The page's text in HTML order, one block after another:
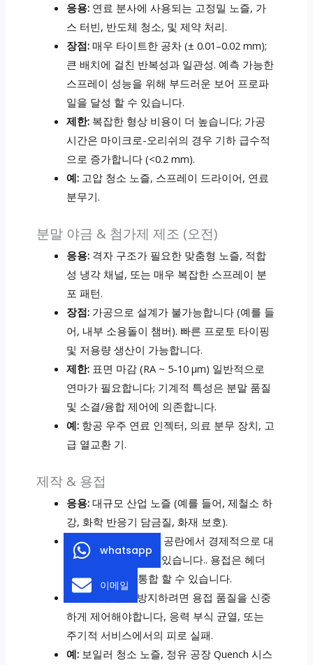
응용: 연료 분사에 사용되는 고정밀 노즐, 가
스 터빈, 반도체 청소, 및 제약 처리.
장점: 매우 타이트한 공차 (± 0.01–0.02 mm);
큰 배치에 걸친 반복성과 일관성. 예측 가능한
스프레이 성능을 위해 부드러운 보어 프로파
일을 달성 할 수 있습니다.
제한: 복잡한 형상 비용이 더 높습니다; 가공
시간은 마이크로-오리쉬의 경우 기하 급수적
으로 증가합니다 (<0.2 mm).
예: 고압 청소 노즐, 스프레이 드라이어, 연료
분무기.
분말 야금 & 첨가제 제조 (오전)
응용: 격자 구조가 필요한 맞춤형 노즐, 적합
성 냉각 채널, 또는 매우 복잡한 스프레이 분
포 패턴.
장점: 가공으로 설계가 불가능합니다 (예를 들
어, 내부 소용돌이 챔버). 빠른 프로토 타이핑
및 저용량 생산이 가능합니다.
제한: 표면 마감 (RA ~ 5-10 μm) 일반적으로
연마가 필요합니다; 기계적 특성은 분말 품질
및 소결/융합 제어에 의존합니다.
예: 항공 우주 연료 인젝터, 의료 분무 장치, 고
급 열교환 기.
제작 & 용접
응용: 대규모 산업 노즐 (예를 들어, 제철소 하
강, 화학 반응기 담금질, 화재 보호).
장점:
파이프 및 단조 공란에서 경제적으로 대
형 노즐을 생산할 수 있습니다.. 용접은 헤더
및 매니 폴드와 통합 할 수 있습니다.
제한:다공성을 방지하려면 용접 품질을 신중
하게 제어해야합니다, 응력 부식 균열, 또는
주기적 서비스에서의 피로 실패.
예: 보일러 청소 노즐, 정유 공장 Quench 시스
whatsapp
이메일